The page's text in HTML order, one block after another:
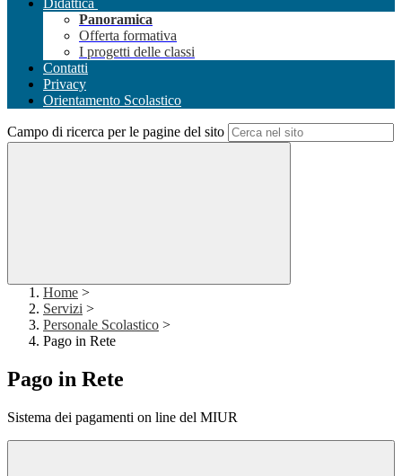
Didattica
Panoramica
Offerta formativa
I progetti delle classi
Contatti
Privacy
Orientamento Scolastico
Campo di ricerca per le pagine del sito
Home >
Servizi >
Personale Scolastico >
Pago in Rete
Pago in Rete
Sistema dei pagamenti on line del MIUR